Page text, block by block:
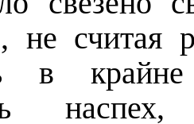
не считая
в
наспех,